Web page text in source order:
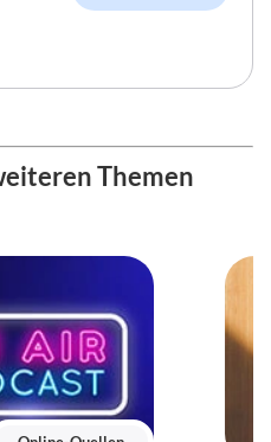
Themen